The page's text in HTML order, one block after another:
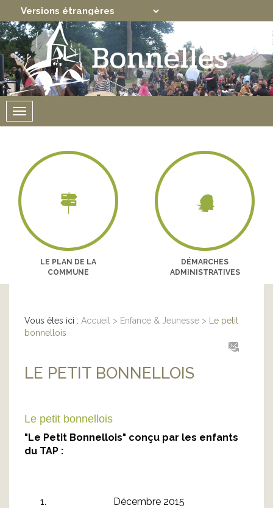
Powered by Translate
Menu
LE PLAN DE LA
COMMUNE
DÉMARCHES
ADMINISTRATIVES
Vous êtes ici : Accueil > Enfance & Jeunesse > Le petit
bonnellois
LE PETIT BONNELLOIS
Le petit bonnellois
"Le Petit Bonnellois" conçu par les enfants
du TAP :
Décembre 2015